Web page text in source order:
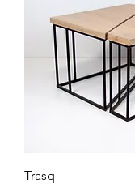
Trasq